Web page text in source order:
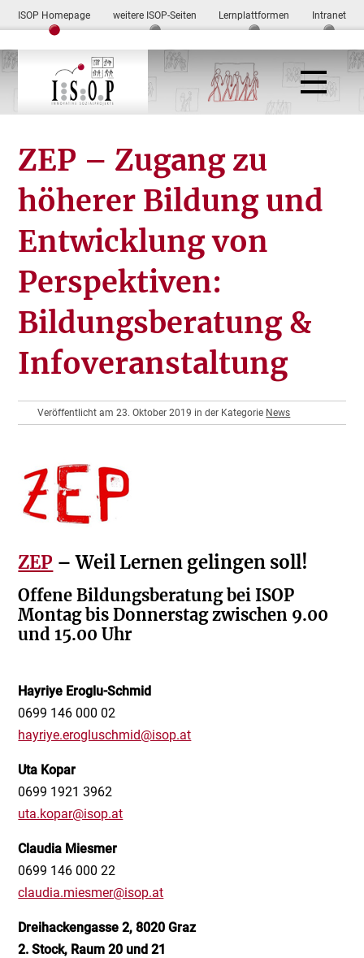
ISOP Homepage weitere ISOP-Seiten Lernplattformen Intranet
ZEP – Zugang zu
höherer Bildung und
Entwicklung von
Perspektiven:
Bildungsberatung &
Infoveranstaltung
Veröffentlicht am 23. Oktober 2019 in der Kategorie News
ZEP – Weil Lernen gelingen soll!
Offene Bildungsberatung bei ISOP
Montag bis Donnerstag zwischen 9.00
und 15.00 Uhr
Hayriye Eroglu-Schmid
0699 146 000 02
hayriye.erogluschmid@isop.at
Uta Kopar
0699 1921 3962
uta.kopar@isop.at
Claudia Miesmer
0699 146 000 22
claudia.miesmer@isop.at
Dreihackengasse 2, 8020 Graz
2. Stock, Raum 20 und 21